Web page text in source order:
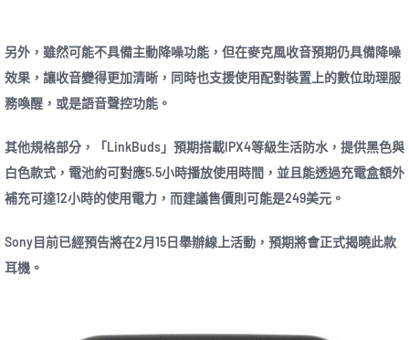
另外，雖然可能不具備主動降噪功能，但在麥克風收音預期仍具備降噪
效果，讓收音變得更加清晰，同時也支援使用配對裝置上的數位助理服
務喚醒，或是語音聲控功能。
其他規格部分，「LinkBuds」預期搭載IPX4等級生活防水，提供黑色與
白色款式，電池約可對應5.5小時播放使用時間，並且能透過充電盒額外
補充可達12小時的使用電力，而建議售價則可能是249美元。
Sony目前已經預告將在2月15日舉辦線上活動，預期將會正式揭曉此款
耳機。